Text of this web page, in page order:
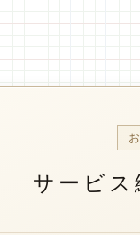
サービス